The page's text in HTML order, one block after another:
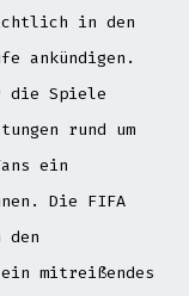
in den
ankündigen.
die Spiele
rund um
ein
Die FIFA
mitreißendes